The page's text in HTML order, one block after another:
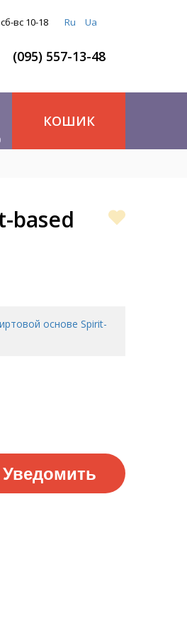
вс 10-18 Ru Ua
(095) 557-13-48
КОШИК
based
основе Spirit-
Уведомить